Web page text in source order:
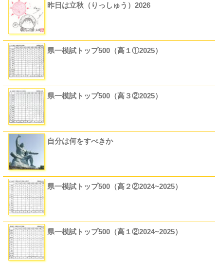
昨日は立秋（りっしゅう）2026
県一模試トップ500（高１①2025）
県一模試トップ500（高３②2025）
自分は何をすべきか
県一模試トップ500（高２②2024~2025）
県一模試トップ500（高１②2024~2025）